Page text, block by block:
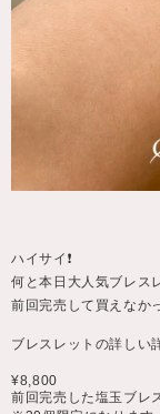
ハイサイ❗️
何と本日大人気ブレス
前回完売して買えなか
ブレスレットの詳しい
¥8,800
前回完売した塩玉ブレ